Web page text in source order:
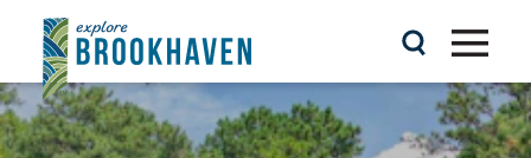
Ir al contenido